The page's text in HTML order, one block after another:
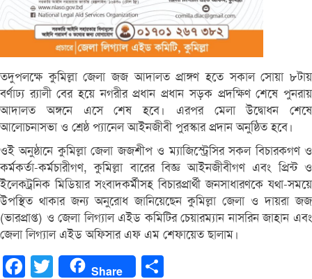
তদুপলক্ষে কুমিল্লা জেলা জজ আদালত প্রাঙ্গণ হতে সকাল সোয়া ৮টায়
বর্ণাঢ্য র‍্যালী বের হয়ে নগরীর প্রধান প্রধান সড়ক প্রদক্ষিণ শেষে পুনরায়
আদালত অঙ্গনে এসে শেষ হবে। এরপর মেলা উদ্বোধন শেষে
আলোচনাসভা ও শ্রেষ্ঠ প্যানেল আইনজীবী পুরস্কার প্রদান অনুষ্ঠিত হবে।
ওই অনুষ্ঠানে কুমিল্লা জেলা জজশীপ ও ম্যাজিস্ট্রেসির সকল বিচারকগণ ও
কর্মকর্তা-কর্মচারীগণ, কুমিল্লা বারের বিজ্ঞ আইনজীবীগণ এবং প্রিন্ট ও
ইলেকট্রনিক মিডিয়ার সংবাদকর্মীসহ বিচারপ্রার্থী জনসাধারণকে যথা-সময়ে
উপস্থিত থাকার জন্য অনুরোধ জানিয়েছেন কুমিল্লা জেলা ও দায়রা জজ
(ভারপ্রাপ্ত) ও জেলা লিগ্যাল এইড কমিটির চেয়ারম্যান নাসরিন জাহান এবং
জেলা লিগ্যাল এইড অফিসার এফ এম শেফায়েত ছালাম।
FacebookTwitter Share